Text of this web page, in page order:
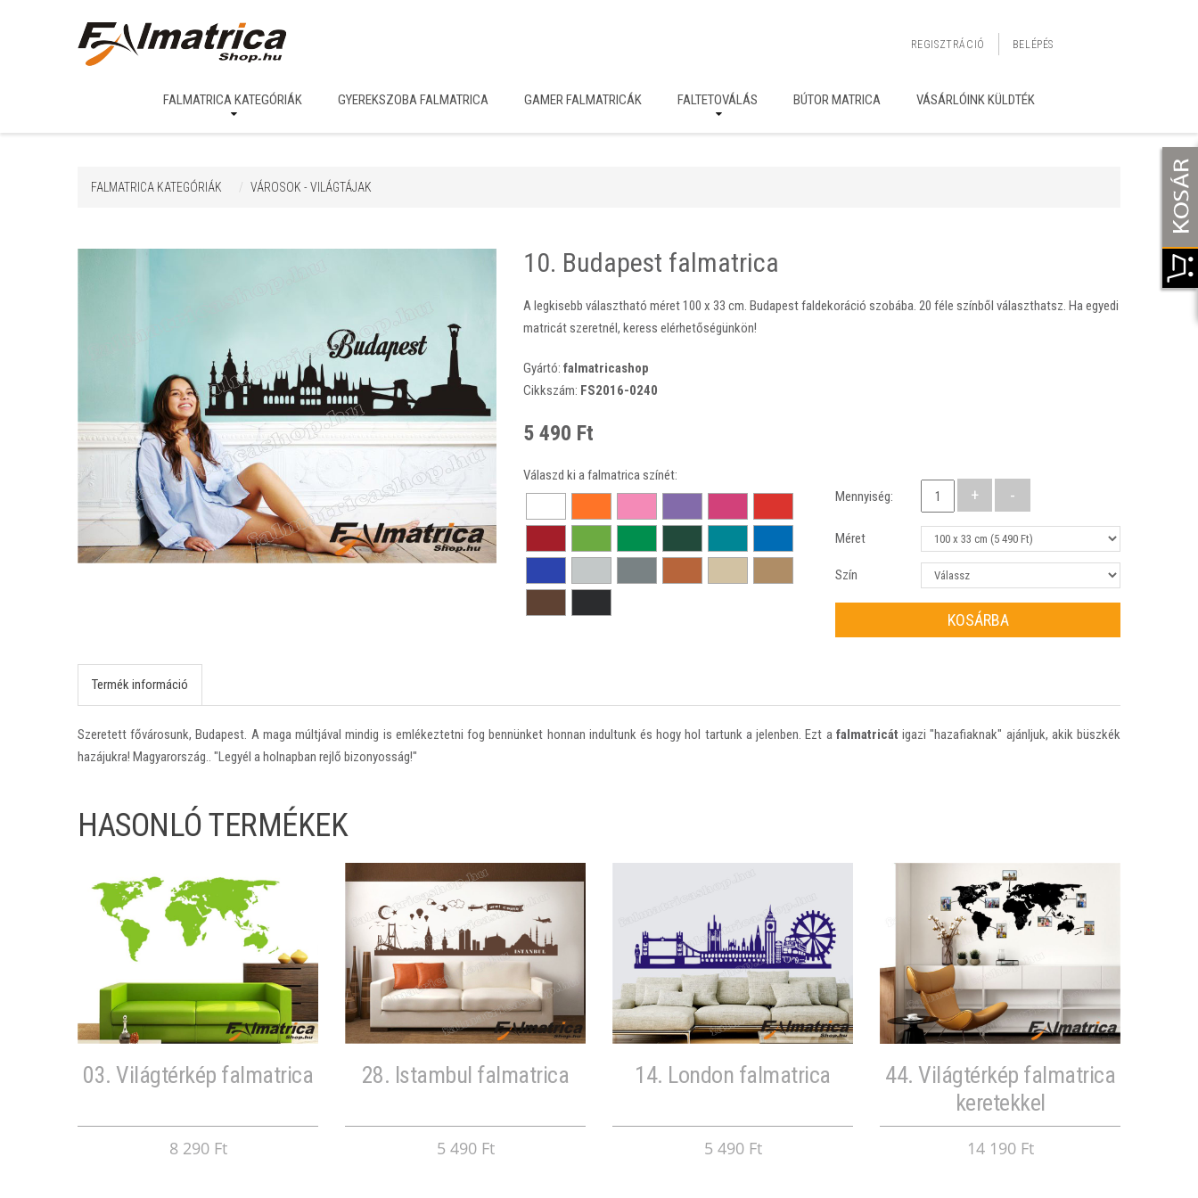
REGISZTRÁCIÓ BELÉPÉS
FALMATRICA KATEGÓRIÁK GYEREKSZOBA FALMATRICA GAMER FALMATRICÁK FALTETOVÁLÁS BÚTOR MATRICA VÁSÁRLÓINK KÜLDTÉK
FALMATRICA KATEGÓRIÁK VÁROSOK - VILÁGTÁJAK
10. Budapest falmatrica
A legkisebb választható méret 100 x 33 cm. Budapest faldekoráció szobába. 20 féle színből választhatsz. Ha egyedi
matricát szeretnél, keress elérhetőségünkön!
Gyártó: falmatricashop
Cikkszám: FS2016-0240
5 490 Ft
Válaszd ki a falmatrica színét:
Mennyiség:
Méret
Szín
KOSÁRBA
Termék információ
Szeretett fővárosunk, Budapest. A maga múltjával mindig is emlékeztetni fog bennünket honnan indultunk és hogy hol tartunk a jelenben. Ezt a falmatricát igazi "hazafiaknak" ajánljuk, akik büszkék
hazájukra! Magyarország.. "Legyél a holnapban rejlő bizonyosság!"
HASONLÓ TERMÉKEK
03. Világtérkép falmatrica
8 290 Ft
28. Istambul falmatrica
5 490 Ft
14. London falmatrica
5 490 Ft
44. Világtérkép falmatrica
keretekkel
14 190 Ft